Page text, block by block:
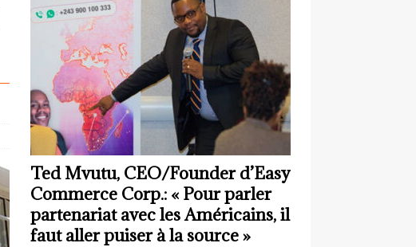
Ted Mvutu, CEO/Founder d’Easy
Commerce Corp.: « Pour parler
partenariat avec les Américains, il
faut aller puiser à la source »